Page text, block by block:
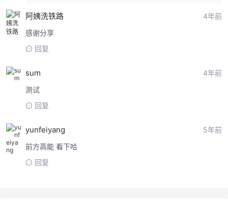
阿姨洗铁路
4年前
感谢分享
回复
sum
4年前
测试
回复
yunfeiyang
5年前
前方高能 看下哈
回复